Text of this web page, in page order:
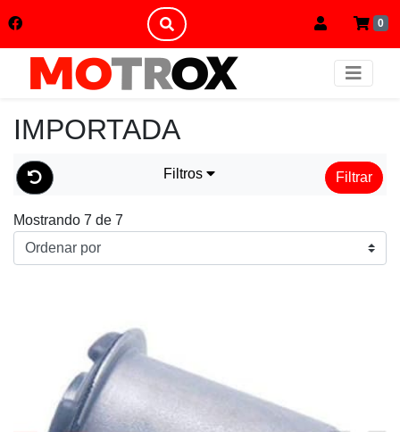
0
IMPORTADA
Filtros Filtrar
Mostrando 7 de 7